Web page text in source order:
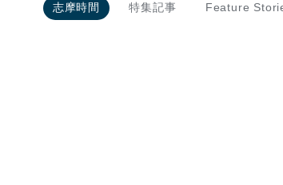
志摩時間 特集記事 Feature